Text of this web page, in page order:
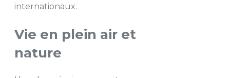
internationaux.
Vie en plein air et
nature